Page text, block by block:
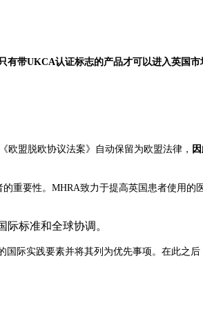
有带UKCA认证标志的产品才可以进入英国市
盟脱欧协议法案》自动保留为欧盟法律，
重要性。 MHRA致力于提高英国患者使用的
际标准和全球协调 。
国际实践要素并将其列为优先事项。在此之